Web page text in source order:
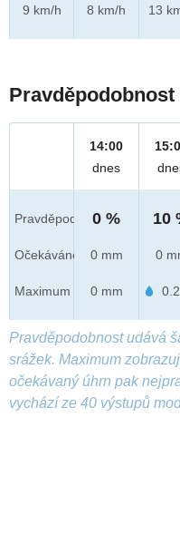
9 km/h
8 km/h
13
Pravděpod.
Očekáváno
Maximum
14:00
dnes
0 %
0 mm
0 mm
10
0
Pravděpodobnost udává
srážek. Maximum
očekávaný úhrn pak
vychází ze 40 výstupů